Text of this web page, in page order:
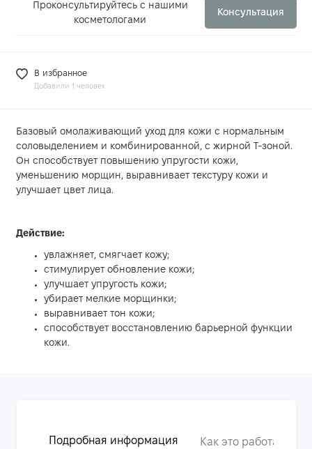
В избранное
Добавили 1 человек
Базовый омолаживающий уход для кожи с нормальным
соловыделением и комбинированной, с жирной Т-зоной.
Он способствует повышению упругости кожи,
уменьшению морщин, выравнивает текстуру кожи и
улучшает цвет лица.
Действие:
увлажняет, смягчает кожу;
стимулирует обновление кожи;
улучшает упругость кожи;
убирает мелкие морщинки;
выравнивает тон кожи;
способствует восстановлению барьерной функции
кожи.
Проконсультируйтесь с нашими
косметологами
Консультация
Подробная информация Как это работает?